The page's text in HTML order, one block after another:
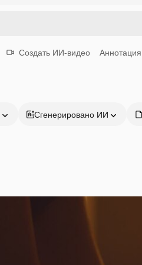
Создать ИИ-видео Аннотация
Сгенерировано ИИ